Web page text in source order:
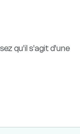
qu'il s'agit d'une